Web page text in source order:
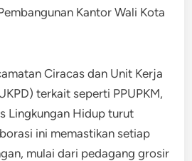
Kantor Wali Kota
Ciracas dan Unit Kerja
terkait seperti PPUPKM,
Lingkungan Hidup turut
ini memastikan setiap
mulai dari pedagang grosir